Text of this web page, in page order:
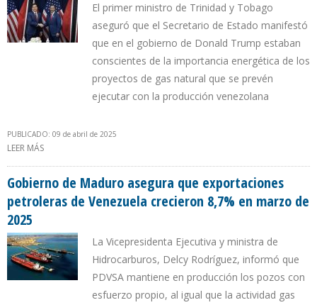
El primer ministro de Trinidad y Tobago
aseguró que el Secretario de Estado manifestó
que en el gobierno de Donald Trump estaban
conscientes de la importancia energética de los
proyectos de gas natural que se prevén
ejecutar con la producción venezolana
PUBLICADO: 09 de abril de 2025
LEER MÁS
MANAKIN
Gobierno de Maduro asegura que exportaciones
petroleras de Venezuela crecieron 8,7% en marzo de
2025
La Vicepresidenta Ejecutiva y ministra de
Hidrocarburos, Delcy Rodríguez, informó que
PDVSA mantiene en producción los pozos con
esfuerzo propio, al igual que la actividad gas